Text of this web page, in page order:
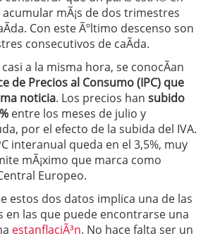
acumular mÃ¡s de dos trimestres
Con este Ãºltimo descenso son
consecutivos de caÃ­da.
a la misma hora, se conocÃ­an
de Precios al Consumo (IPC) que
noticia. Los precios han subido
entre los meses de julio y
por el efecto de la subida del IVA.
interanual queda en el 3,5%, muy
mÃ¡ximo que marca como
Europeo.
estos dos datos implica una de las
en las que puede encontrarse una
estanflaciÃ³n. No hace falta ser un